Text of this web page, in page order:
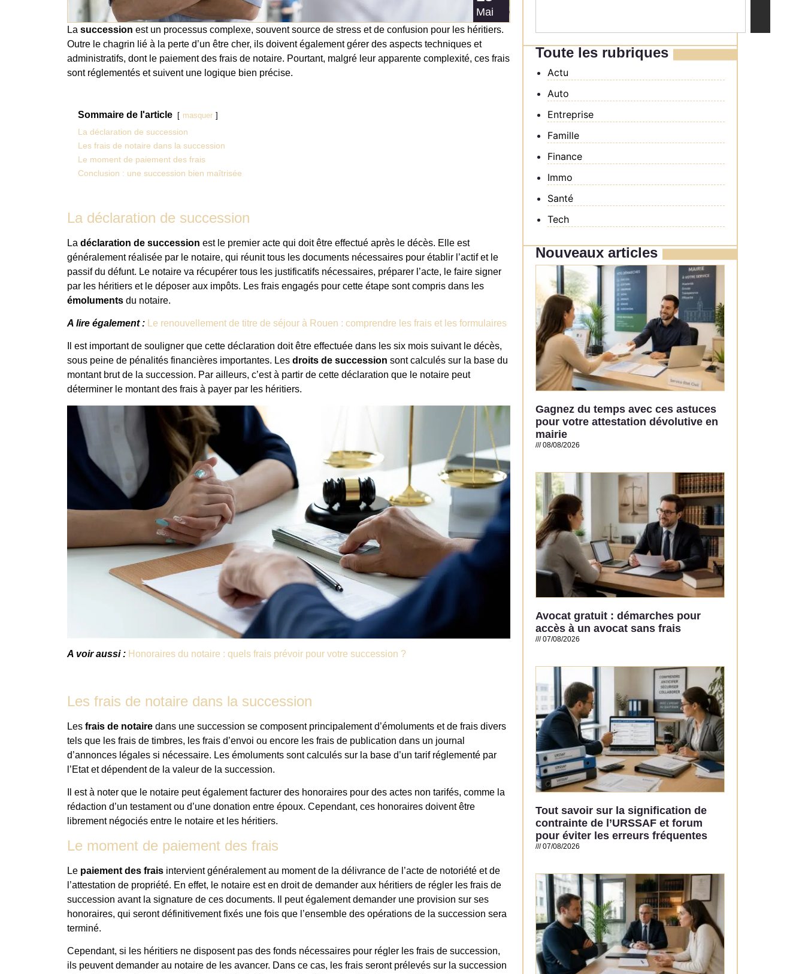
Mai
La succession est un processus complexe, souvent source de stress et de confusion pour les héritiers.
Outre le chagrin lié à la perte d’un être cher, ils doivent également gérer des aspects techniques et
administratifs, dont le paiement des frais de notaire. Pourtant, malgré leur apparente complexité, ces frais
sont réglementés et suivent une logique bien précise.
Sommaire de l'article masquer
La déclaration de succession
Les frais de notaire dans la succession
Le moment de paiement des frais
Conclusion : une succession bien maîtrisée
La déclaration de succession
La déclaration de succession est le premier acte qui doit être effectué après le décès. Elle est
généralement réalisée par le notaire, qui réunit tous les documents nécessaires pour établir l’actif et le
passif du défunt. Le notaire va récupérer tous les justificatifs nécessaires, préparer l’acte, le faire signer
par les héritiers et le déposer aux impôts. Les frais engagés pour cette étape sont compris dans les
émoluments du notaire.
A lire également : Le renouvellement de titre de séjour à Rouen : comprendre les frais et les formulaires
Il est important de souligner que cette déclaration doit être effectuée dans les six mois suivant le décès,
sous peine de pénalités financières importantes. Les droits de succession sont calculés sur la base du
montant brut de la succession. Par ailleurs, c’est à partir de cette déclaration que le notaire peut
déterminer le montant des frais à payer par les héritiers.
A voir aussi : Honoraires du notaire : quels frais prévoir pour votre succession ?
Les frais de notaire dans la succession
Les frais de notaire dans une succession se composent principalement d’émoluments et de frais divers
tels que les frais de timbres, les frais d’envoi ou encore les frais de publication dans un journal
d’annonces légales si nécessaire. Les émoluments sont calculés sur la base d’un tarif réglementé par
l’Etat et dépendent de la valeur de la succession.
Il est à noter que le notaire peut également facturer des honoraires pour des actes non tarifés, comme la
rédaction d’un testament ou d’une donation entre époux. Cependant, ces honoraires doivent être
librement négociés entre le notaire et les héritiers.
Le moment de paiement des frais
Le paiement des frais intervient généralement au moment de la délivrance de l’acte de notoriété et de
l’attestation de propriété. En effet, le notaire est en droit de demander aux héritiers de régler les frais de
succession avant la signature de ces documents. Il peut également demander une provision sur ses
honoraires, qui seront définitivement fixés une fois que l’ensemble des opérations de la succession sera
terminé.
Cependant, si les héritiers ne disposent pas des fonds nécessaires pour régler les frais de succession,
ils peuvent demander au notaire de les avancer. Dans ce cas, les frais seront prélevés sur la succession
Toute les rubriques
Actu
Auto
Entreprise
Famille
Finance
Immo
Santé
Tech
Nouveaux articles
Gagnez du temps avec ces astuces
pour votre attestation dévolutive en
mairie
08/08/2026
Avocat gratuit : démarches pour
accès à un avocat sans frais
07/08/2026
Tout savoir sur la signification de
contrainte de l’URSSAF et forum
pour éviter les erreurs fréquentes
07/08/2026